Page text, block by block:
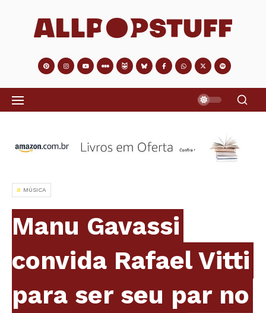
MÚSICA
Manu Gavassi
convida Rafael Vitti
para ser seu par no